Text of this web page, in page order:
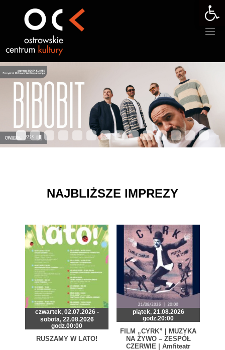
NAJBLIŻSZE IMPREZY
czwartek, 02.07.2026 -
sobota, 22.08.2026
godz.00:00
RUSZAMY W LATO!
piątek, 21.08.2026
godz.20:00
FILM „CYRK” | MUZYKA
NA ŻYWO – ZESPÓŁ
CZERWIE | Amfiteatr